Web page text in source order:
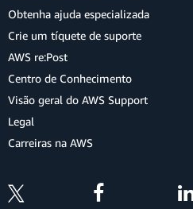
Obtenha ajuda especializada
Crie um tíquete de suporte
AWS re:Post
Centro de Conhecimento
Visão geral do AWS Support
Legal
Carreiras na AWS